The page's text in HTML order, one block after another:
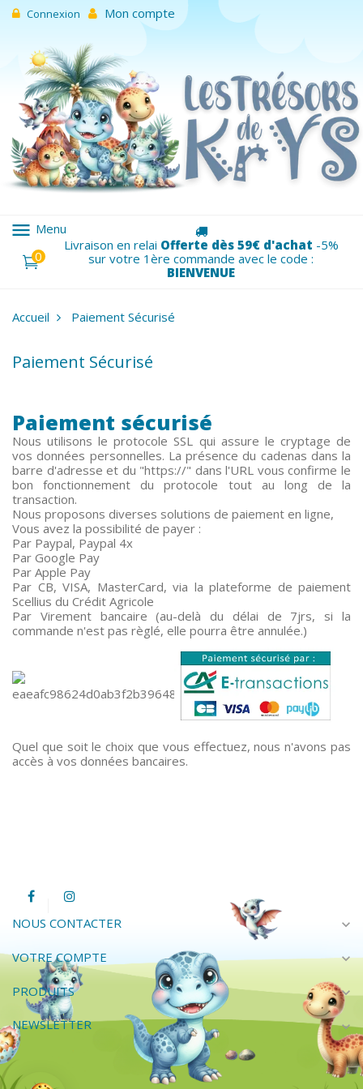
Connexion Mon compte
menu Menu
0
Livraison en relai Offerte dès 59€ d'achat -5%
sur votre 1ère commande avec le code :
BIENVENUE
Accueil Paiement Sécurisé
Paiement Sécurisé
Paiement sécurisé
Nous utilisons le protocole SSL qui assure le cryptage de
vos données personnelles. La présence du cadenas dans la
barre d'adresse et du "https://" dans l'URL vous confirme le
bon fonctionnement du protocole tout au long de la
transaction.
Nous proposons diverses solutions de paiement en ligne,
Vous avez la possibilité de payer :
Par Paypal, Paypal 4x
Par Google Pay
Par Apple Pay
Par CB, VISA, MasterCard, via la plateforme de paiement
Scellius du Crédit Agricole
Par Virement bancaire (au-delà du délai de 7jrs, si la
commande n'est pas règlé, elle pourra être annulée.)
Quel que soit le choix que vous effectuez, nous n'avons pas
accès à vos données bancaires.
NOUS CONTACTER expand_more
VOTRE COMPTE
expand_more
PRODUITS
expand_more
NEWSLETTER
expand_more